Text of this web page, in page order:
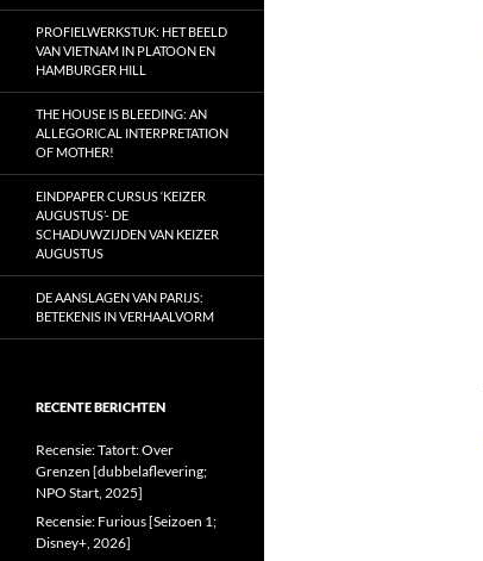
PROFIELWERKSTUK: HET BEELD
VAN VIETNAM IN PLATOON EN
HAMBURGER HILL
THE HOUSE IS BLEEDING: AN
ALLEGORICAL INTERPRETATION
OF MOTHER!
EINDPAPER CURSUS ‘KEIZER
AUGUSTUS’- DE
SCHADUWZIJDEN VAN KEIZER
AUGUSTUS
DE AANSLAGEN VAN PARIJS:
BETEKENIS IN VERHAALVORM
RECENTE BERICHTEN
Recensie: Tatort: Over
Grenzen [dubbelaflevering;
NPO Start, 2025]
Recensie: Furious [Seizoen 1;
Disney+, 2026]